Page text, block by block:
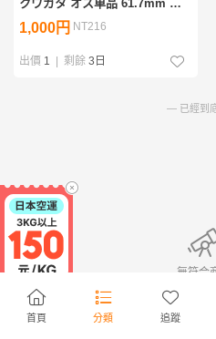
首頁 分類 追蹤
クワガタ オス単品 61.7mm バ
バオウゴンオニ
1,000円 NT216
出價 1 | 剩餘 3日
— 已經到
無符合